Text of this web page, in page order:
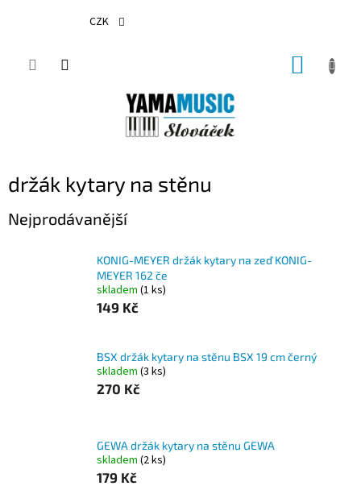
CZK
držák kytary na stěnu
Nejprodávanější
KONIG-MEYER držák kytary na zeď KONIG-
MEYER 162 če
skladem (1 ks)
149 Kč
BSX držák kytary na stěnu BSX 19 cm černý
skladem (3 ks)
270 Kč
GEWA držák kytary na stěnu GEWA
skladem (2 ks)
179 Kč